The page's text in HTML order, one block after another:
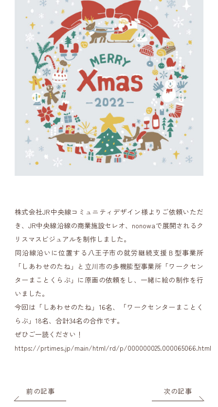
株式会社JR中央線コミュニティデザイン様よりご依頼いただ
き、JR中央線沿線の商業施設セレオ、nonowaで展開されるク
リスマスビジュアルを制作しました。
同沿線沿いに位置する八王子市の就労継続支援Ｂ型事業所
「しあわせのたね」と立川市の多機能型事業所「ワークセン
ターまことくらぶ」に原画の依頼をし、一緒に絵の制作を行
いました。
今回は「しあわせのたね」16名、「ワークセンターまことく
らぶ」18名、合計34名の合作です。
ぜひご一読ください！
https://prtimes.jp/main/html/rd/p/000000025.000065066.html
前の記事 次の記事